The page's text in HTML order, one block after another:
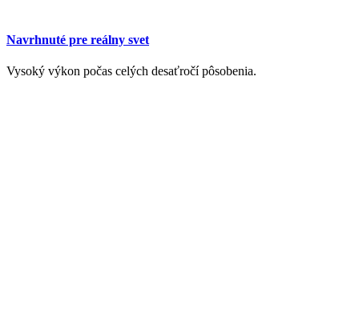
Navrhnuté pre reálny svet
Vysoký výkon počas celých desaťročí pôsobenia.